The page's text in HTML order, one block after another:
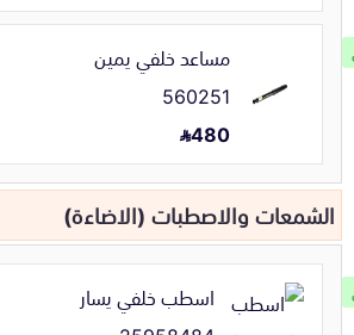
مساعد خلفي يمين
560251
480
الشمعات والاصطبات (الاضاءة)
اسطب خلفي يسار